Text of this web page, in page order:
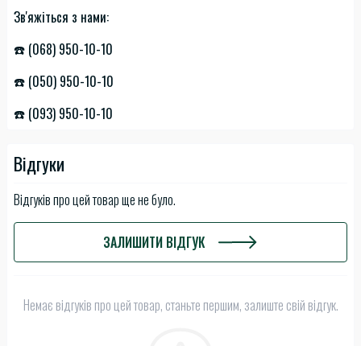
Зв'яжіться з нами:
☎️ (068) 950-10-10
☎️ (050) 950-10-10
☎️ (093) 950-10-10
Відгуки
Відгуків про цей товар ще не було.
ЗАЛИШИТИ ВІДГУК
Немає відгуків про цей товар, станьте першим, залиште свій відгук.